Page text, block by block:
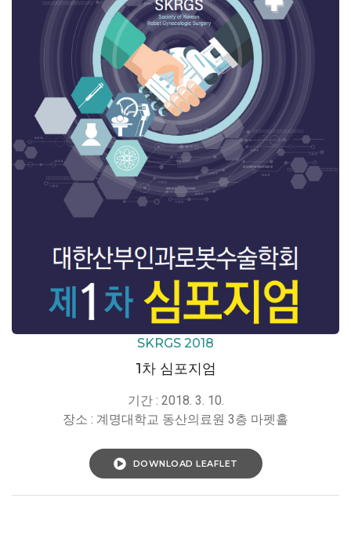
SKRGS 2018
1차 심포지엄
기간 : 2018. 3. 10.
장소 : 계명대학교 동산의료원 3층 마펫홀
DOWNLOAD LEAFLET